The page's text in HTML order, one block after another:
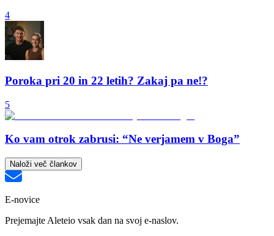
4
Poroka pri 20 in 22 letih? Zakaj pa ne!?
5
Ko vam otrok zabrusi: “Ne verjamem v Boga”
Naloži več člankov
E-novice
Prejemajte Aleteio vsak dan na svoj e-naslov.